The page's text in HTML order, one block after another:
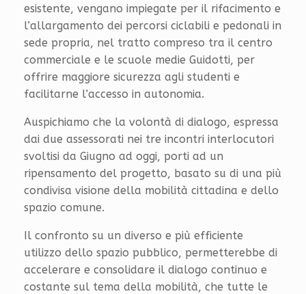
esistente, vengano impiegate per il rifacimento e
l’allargamento dei percorsi ciclabili e pedonali in
sede propria, nel tratto compreso tra il centro
commerciale e le scuole medie Guidotti, per
offrire maggiore sicurezza agli studenti e
facilitarne l’accesso in autonomia.
Auspichiamo che la volontà di dialogo, espressa
dai due assessorati nei tre incontri interlocutori
svoltisi da Giugno ad oggi, porti ad un
ripensamento del progetto, basato su di una più
condivisa visione della mobilità cittadina e dello
spazio comune.
Il confronto su un diverso e più efficiente
utilizzo dello spazio pubblico, permetterebbe di
accelerare e consolidare il dialogo continuo e
costante sul tema della mobilità, che tutte le